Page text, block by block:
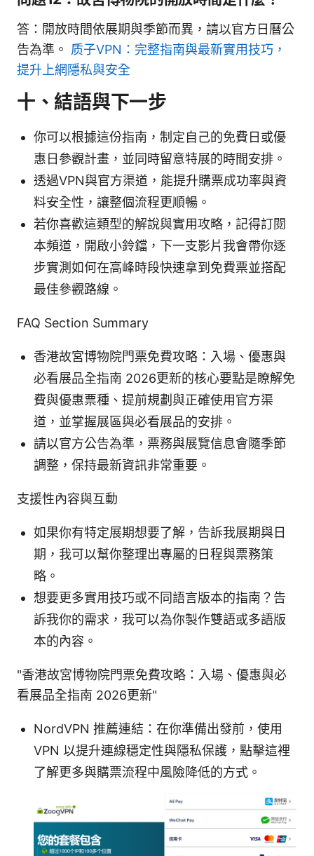
答：開放時間依展期與季節而異，請以官方日曆公
告為準。 质子VPN：完整指南與最新實用技巧，
提升上網隱私與安全
十、結語與下一步
你可以根據這份指南，制定自己的免費日或優
惠日參觀計畫，並同時留意特展的時間安排。
透過VPN與官方渠道，能提升購票成功率與資
料安全性，讓整個流程更順暢。
若你喜歡這類型的解說與實用攻略，記得訂閱
本頻道，開啟小鈴鐺，下一支影片我會帶你逐
步實測如何在高峰時段快速拿到免費票並搭配
最佳參觀路線。
FAQ Section Summary
香港故宮博物院門票免費攻略：入場、優惠與
必看展品全指南 2026更新的核心要點是瞭解免
費與優惠票種、提前規劃與正確使用官方渠
道，並掌握展區與必看展品的安排。
請以官方公告為準，票務與展覽信息會隨季節
調整，保持最新資訊非常重要。
支援性內容與互動
如果你有特定展期想要了解，告訴我展期與日
期，我可以幫你整理出專屬的日程與票務策
略。
想要更多實用技巧或不同語言版本的指南？告
訴我你的需求，我可以為你製作雙語或多語版
本的內容。
"香港故宮博物院門票免費攻略：入場、優惠與必
看展品全指南 2026更新"
NordVPN 推薦連結：在你準備出發前，使用
VPN 以提升連線穩定性與隱私保護，點擊這裡
了解更多與購票流程中風險降低的方式。